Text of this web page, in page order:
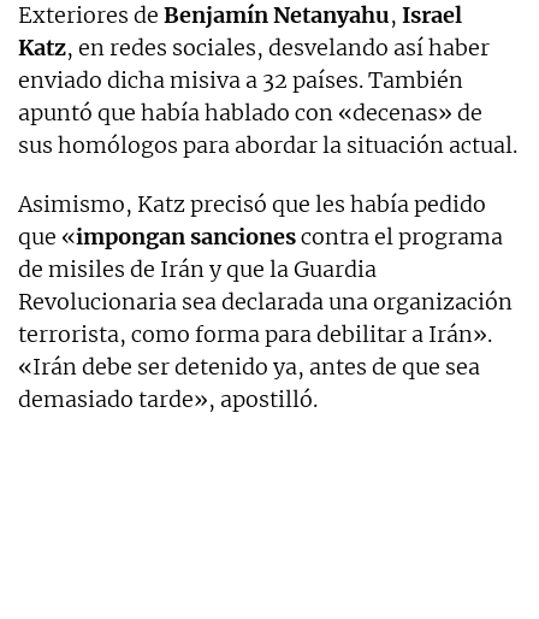
Exteriores de Benjamín Netanyahu, Israel
Katz, en redes sociales, desvelando así haber
enviado dicha misiva a 32 países. También
apuntó que había hablado con «decenas» de
sus homólogos para abordar la situación actual.
Asimismo, Katz precisó que les había pedido
que «impongan sancionescontra el programa
de misiles de Irán y que la Guardia
Revolucionaria sea declarada una organización
terrorista, como forma para debilitar a Irán».
«Irán debe ser detenido ya, antes de que sea
demasiado tarde», apostilló.